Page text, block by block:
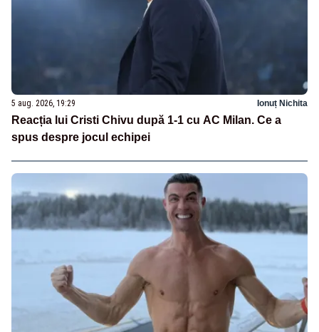
5 aug. 2026, 19:29 Ionuț Nichita
Reacția lui Cristi Chivu după 1-1 cu AC Milan. Ce a
spus despre jocul echipei